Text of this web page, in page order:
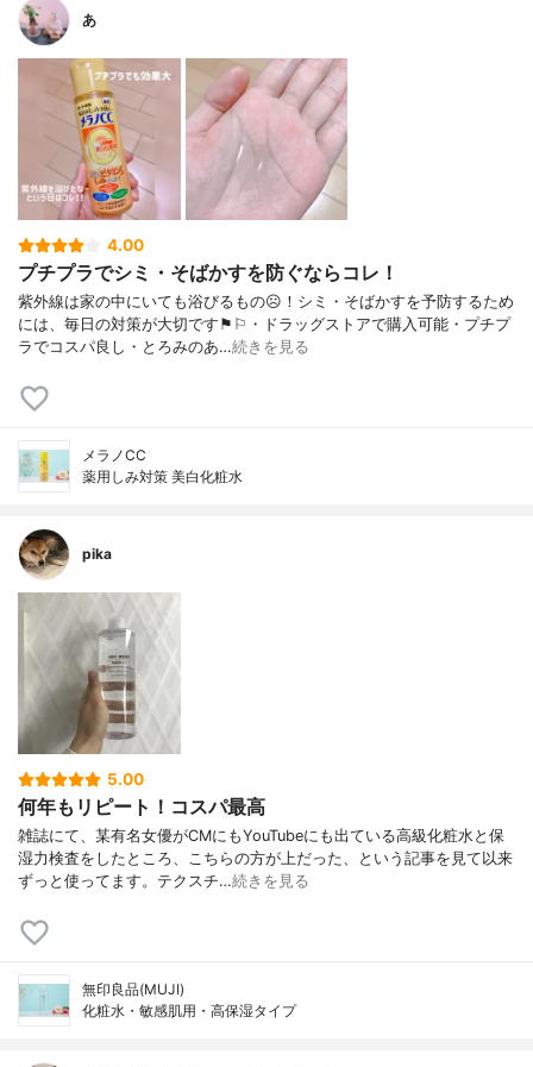
あ
4.00
プチプラでシミ・そばかすを防ぐならコレ！
紫外線は家の中にいても浴びるもの☹︎！シミ・そばかすを予防するため
には、毎日の対策が大切です⚑︎⚐︎・ドラッグストアで購入可能・プチプ
ラでコスパ良し・とろみのあ…続きを見る
メラノCC
薬用しみ対策 美白化粧水
pika
5.00
何年もリピート！コスパ最高
雑誌にて、某有名女優がCMにもYouTubeにも出ている高級化粧水と保
湿力検査をしたところ、こちらの方が上だった、という記事を見て以来
ずっと使ってます。テクスチ…続きを見る
無印良品(MUJI)
化粧水・敏感肌用・高保湿タイプ